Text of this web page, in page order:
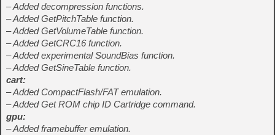
– Added decompression functions.
– Added GetPitchTable function.
– Added GetVolumeTable function.
– Added GetCRC16 function.
– Added experimental SoundBias function.
– Added GetSineTable function.
cart:
– Added CompactFlash/FAT emulation.
– Added Get ROM chip ID Cartridge command.
gpu:
– Added framebuffer emulation.